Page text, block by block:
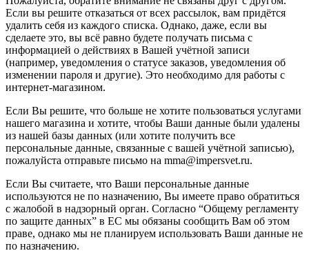
Если вы решите отказаться от всех рассылок, вам придётся
удалить себя из каждого списка. Однако, даже, если вы
сделаете это, вы всё равно будете получать письма с
информацией о действиях в Вашей учётной записи
(например, уведомления о статусе заказов, уведомления об
изменении пароля и другие). Это необходимо для работы с
интернет-магазином.
Если Вы решите, что больше не хотите пользоваться услугами
нашего магазина и хотите, чтобы Ваши данные были удалены
из нашей базы данных (или хотите получить все
персональные данные, связанные с вашей учётной записью),
пожалуйста отправьте письмо на mma@impersvet.ru.
Если Вы считаете, что Ваши персональные данные
используются не по назначению, Вы имеете право обратиться
с жалобой в надзорный орган. Согласно “Общему регламенту
по защите данных” в ЕС мы обязаны сообщить Вам об этом
праве, однако мы не планируем использовать Ваши данные не
по назначению.